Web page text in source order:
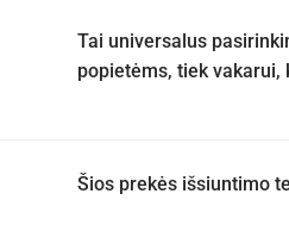
Tai universalus
popietėms, tiek
Šios prekės išsiuntimo